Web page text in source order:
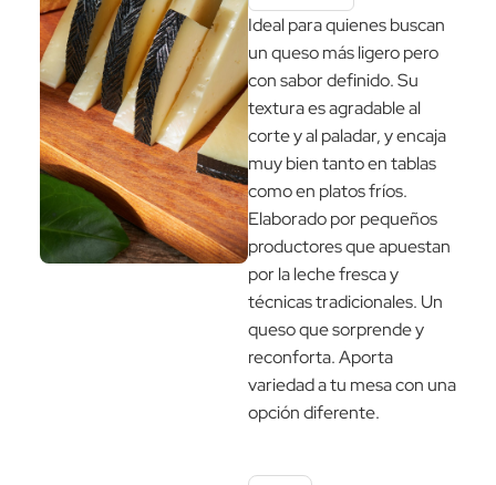
Ideal para quienes buscan
un queso más ligero pero
con sabor definido. Su
textura es agradable al
corte y al paladar, y encaja
muy bien tanto en tablas
como en platos fríos.
Elaborado por pequeños
productores que apuestan
por la leche fresca y
técnicas tradicionales. Un
queso que sorprende y
reconforta. Aporta
variedad a tu mesa con una
opción diferente.